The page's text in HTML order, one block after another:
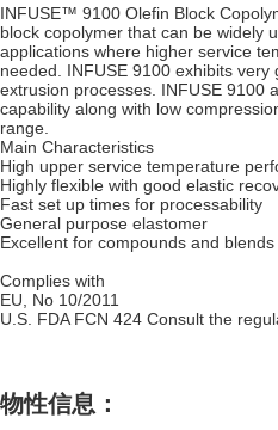
INFUSE™ 9100 Olefin Block
block copolymer that can be widely
applications where higher service
needed. INFUSE 9100 exhibits
extrusion processes. INFUSE 9100
capability along with low
range.
Main Characteristics
High upper service temperature
Highly flexible with good elastic
Fast set up times for processability
General purpose elastomer
Excellent for compounds and blends
Complies with
EU, No 10/2011
U.S. FDA FCN 424 Consult the
物性信息：